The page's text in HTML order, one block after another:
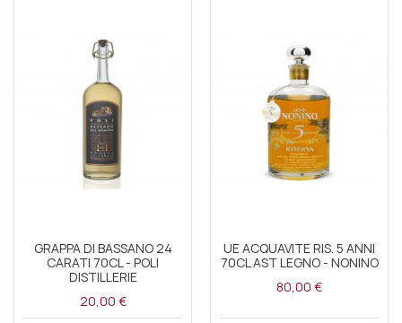
GRAPPA DI BASSANO 24
CARATI 70CL - POLI
DISTILLERIE
20,00 €
UE ACQUAVITE RIS. 5 ANNI
70CL AST LEGNO - NONINO
80,00 €